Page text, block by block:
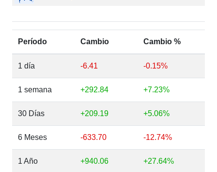
Período Cambio Cambio %
1 día -6.41 -0.15%
1 semana +292.84 +7.23%
30 Días +209.19 +5.06%
6 Meses -633.70 -12.74%
1 Año +940.06 +27.64%